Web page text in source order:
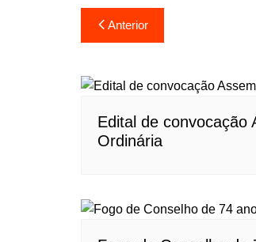
Anterior
Edital de convocação
Ordinária